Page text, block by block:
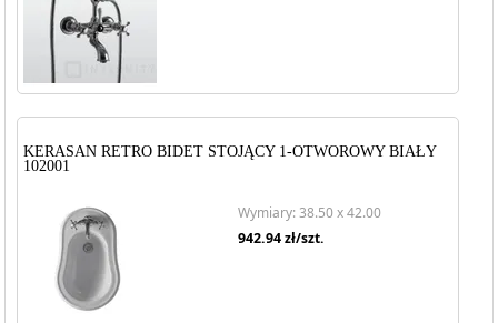
KERASAN RETRO BIDET STOJĄCY 1-OTWOROWY BIAŁY
102001
Wymiary: 38.50 x 42.00
942.94zł/szt.